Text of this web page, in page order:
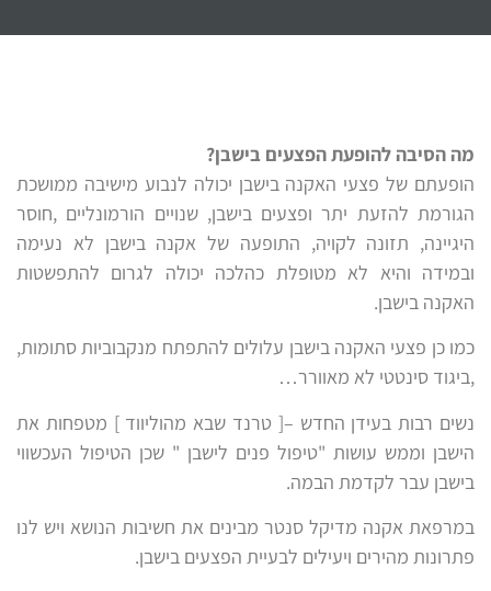
מה הסיבה להופעת הפצעים בישבן?
הופעתם של פצעי האקנה בישבן יכולה לנבוע מישיבה ממושכת
הגורמת להזעת יתר ופצעים בישבן, שנויים הורמונליים ,חוסר
היגיינה, תזונה לקויה, התופעה של אקנה בישבן לא נעימה
ובמידה והיא לא מטופלת כהלכה יכולה לגרום להתפשטות
האקנה בישבן.
כמו כן פצעי האקנה בישבן עלולים להתפתח מנקבוביות סתומות,
,ביגוד סינטטי לא מאוורר…
נשים רבות בעידן החדש –[ טרנד שבא מהוליווד ] מטפחות את
הישבן וממש עושות "טיפול פנים לישבן " שכן הטיפול העכשווי
בישבן עבר לקדמת הבמה.
במרפאת אקנה מדיקל סנטר מבינים את חשיבות הנושא ויש לנו
פתרונות מהירים ויעילים לבעיית הפצעים בישבן.